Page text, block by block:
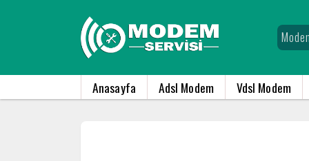
Anasayfa Adsl Modem Vdsl Modem